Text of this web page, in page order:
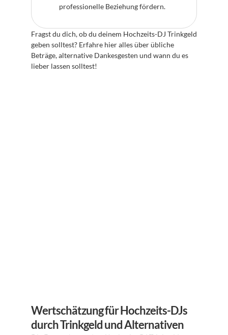
professionelle Beziehung fördern.
Fragst du dich, ob du deinem Hochzeits-DJ Trinkgeld
geben solltest? Erfahre hier alles über übliche
Beträge, alternative Dankesgesten und wann du es
lieber lassen solltest!
Wertschätzung für Hochzeits-DJs
durch Trinkgeld und Alternativen